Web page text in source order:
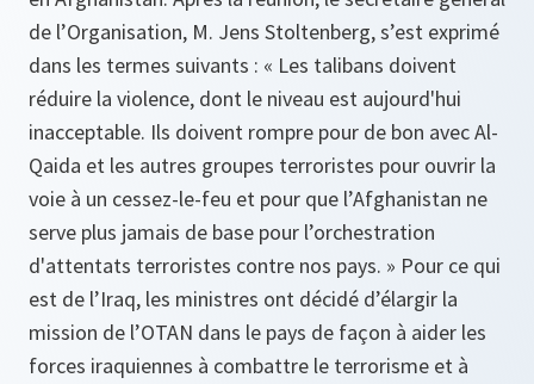
de l’Organisation, M. Jens Stoltenberg, s’est exprimé
dans les termes suivants : « Les talibans doivent
réduire la violence, dont le niveau est aujourd'hui
inacceptable. Ils doivent rompre pour de bon avec Al-
Qaida et les autres groupes terroristes pour ouvrir la
voie à un cessez-le-feu et pour que l’Afghanistan ne
serve plus jamais de base pour l’orchestration
d'attentats terroristes contre nos pays. » Pour ce qui
est de l’Iraq, les ministres ont décidé d’élargir la
mission de l’OTAN dans le pays de façon à aider les
forces iraquiennes à combattre le terrorisme et à